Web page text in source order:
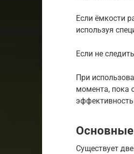
Если ёмкости
используя
Если не
При
момента, пока
Существует